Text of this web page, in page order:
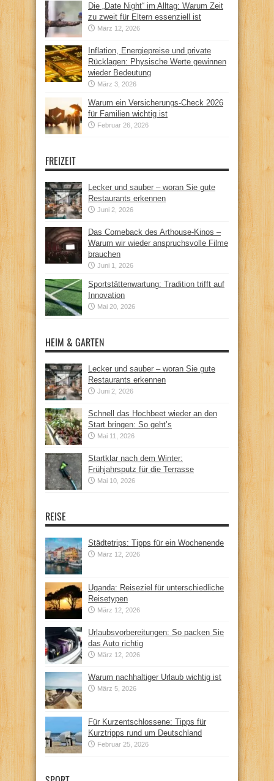
Die „Date Night“ im Alltag: Warum Zeit
zu zweit für Eltern essenziell ist
März 12, 2026
Inflation, Energiepreise und private
Rücklagen: Physische Werte gewinnen
wieder Bedeutung
März 3, 2026
Warum ein Versicherungs-Check 2026
für Familien wichtig ist
Februar 26, 2026
FREIZEIT
Lecker und sauber – woran Sie gute
Restaurants erkennen
Juni 2, 2026
Das Comeback des Arthouse-Kinos –
Warum wir wieder anspruchsvolle Filme
brauchen
Juni 1, 2026
Sportstättenwartung: Tradition trifft auf
Innovation
Mai 20, 2026
HEIM & GARTEN
Lecker und sauber – woran Sie gute
Restaurants erkennen
Juni 2, 2026
Schnell das Hochbeet wieder an den
Start bringen: So geht’s
Mai 11, 2026
Startklar nach dem Winter:
Frühjahrsputz für die Terrasse
Mai 10, 2026
REISE
Städtetrips: Tipps für ein Wochenende
März 12, 2026
Uganda: Reiseziel für unterschiedliche
Reisetypen
März 12, 2026
Urlaubsvorbereitungen: So packen Sie
das Auto richtig
März 12, 2026
Warum nachhaltiger Urlaub wichtig ist
März 5, 2026
Für Kurzentschlossene: Tipps für
Kurztripps rund um Deutschland
Februar 25, 2026